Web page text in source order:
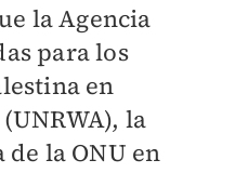
laAgencia
para los
en
UNRWA), la
la ONU en